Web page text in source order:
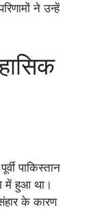
ने उन्हें
पाकिस्तान
में हुआ था।
के कारण